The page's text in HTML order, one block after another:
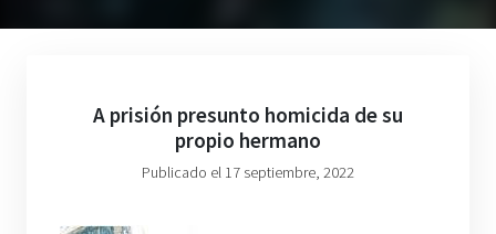
A prisión presunto homicida de su
propio hermano
Publicado el 17 septiembre, 2022